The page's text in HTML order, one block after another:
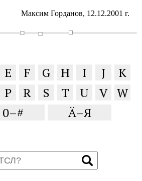
Максим Горданов, 12.12.2001 г.
E F G H I J
K
P R S T U V W
0–# Ä–Я